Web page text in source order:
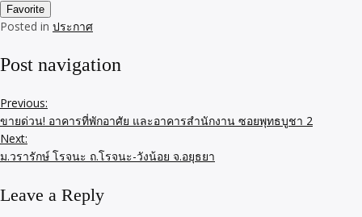
Favorite
Posted in ประกาศ
Post navigation
Previous:
ขายด่วน! อาคารที่พักอาศัย และอาคารสำนักงาน ซอยพุทธบูชา 2
Next:
ม.วรารักษ์ โรจนะ ถ.โรจนะ-วังน้อย จ.อยุธยา
Leave a Reply